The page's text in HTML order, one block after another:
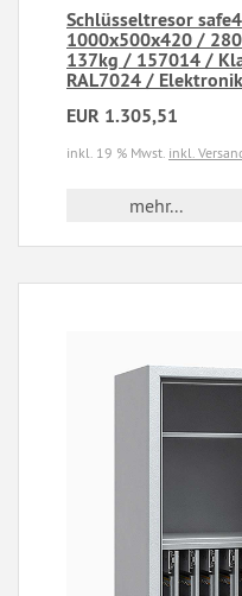
Schlüsseltresor
1000x500x420 /
137kg / 157014 /
RAL7024 / Elektronik
EUR 1.305,51
inkl. 19 % Mwst. inkl.
mehr...